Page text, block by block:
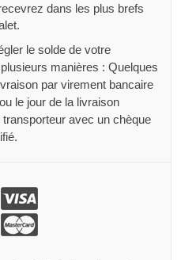
dans les plus brefs
le solde de votre
manières : Quelques
par virement bancaire
le jour de la livraison
avec un chèque